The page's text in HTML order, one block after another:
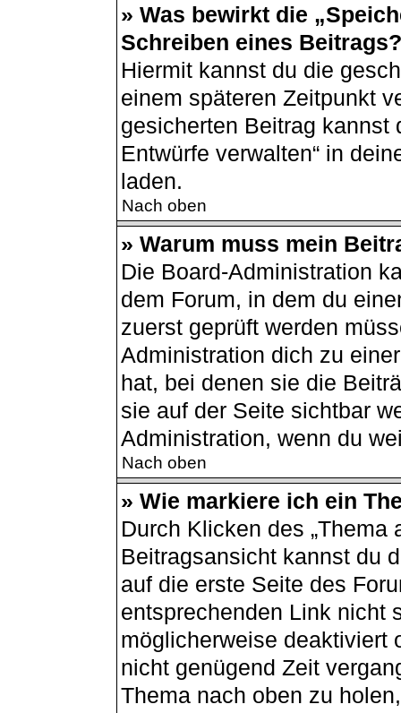
» Was bewirkt die
Schreiben eines Beitrags?
Hiermit kannst du die
einem späteren Zeitpunkt
gesicherten Beitrag kannst
Entwürfe verwalten“ in
laden.
Nach oben
» Warum muss mein
Die Board-Administration
dem Forum, in dem du
zuerst geprüft werden
Administration dich zu
hat, bei denen sie die
sie auf der Seite sichtbar
Administration, wenn du
Nach oben
» Wie markiere ich ein
Durch Klicken des „Thema
Beitragsansicht kannst du
auf die erste Seite des
entsprechenden Link nicht
möglicherweise deaktiviert
nicht genügend Zeit
Thema nach oben zu